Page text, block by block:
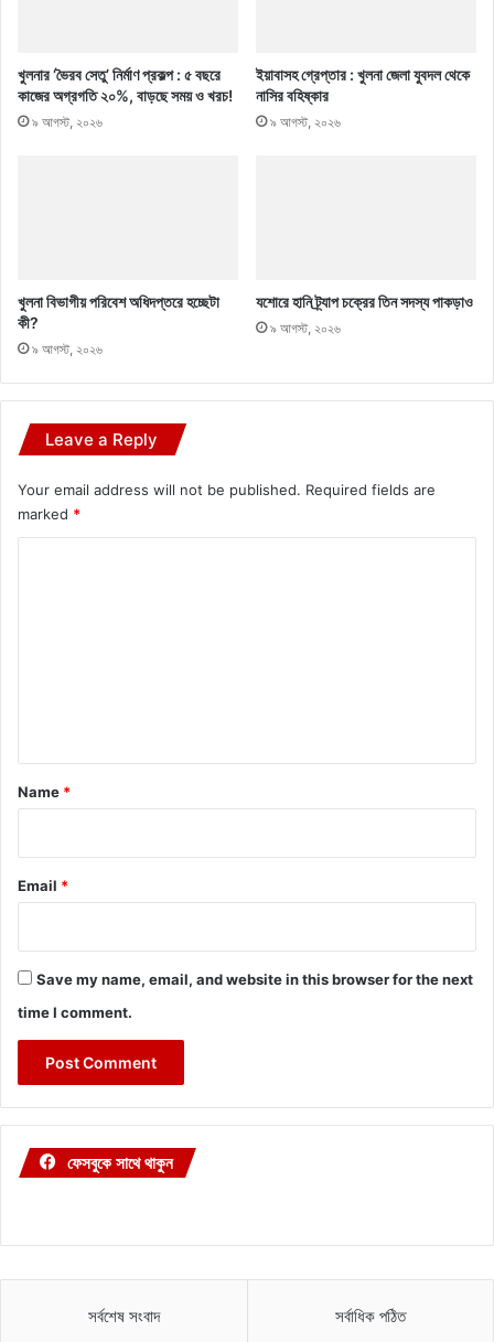
খুলনার ‘ভৈরব সেতু’ নির্মাণ প্রকল্প : ৫ বছরে
কাজের অগ্রগতি ২০%, বাড়ছে সময় ও খরচ!
৯ আগস্ট, ২০২৬
ইয়াবাসহ গ্রেপ্তার : খুলনা জেলা যুবদল থেকে
নাসির বহিষ্কার
৯ আগস্ট, ২০২৬
খুলনা বিভাগীয় পরিবেশ অধিদপ্তরে হচ্ছেটা
কী?
৯ আগস্ট, ২০২৬
যশোরে হানি ট্র্যাপ চক্রের তিন সদস্য পাকড়াও
৯ আগস্ট, ২০২৬
Leave a Reply
Your email address will not be published. Required fields are
marked *
*
Name *
Email *
Save my name, email, and website in this browser for the next
time I comment.
ফেসবুকে সাথে থাকুন
সর্বশেষ সংবাদ সর্বাধিক পঠিত